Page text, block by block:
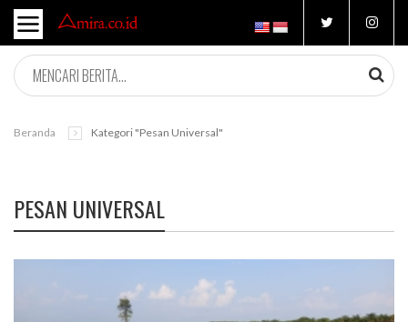
Beranda Kategori "pesan Universal"
PESAN UNIVERSAL